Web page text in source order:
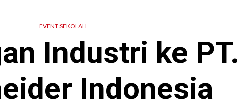
EVENT SEKOLAH
Industri ke PT.
Indonesia